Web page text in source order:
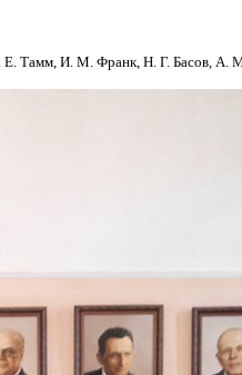
Е. Тамм, И. М. Франк, Н. Г. Басов,